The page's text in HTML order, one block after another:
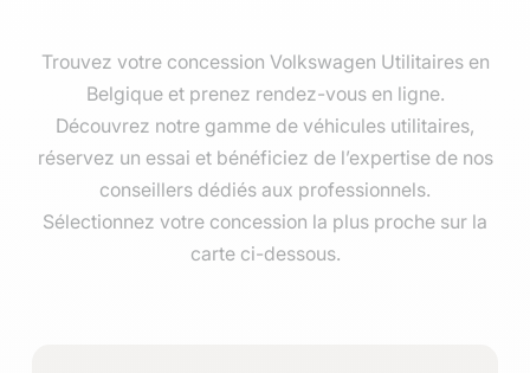
Trouvez votre concession Volkswagen Utilitaires en
Belgique et prenez rendez-vous en ligne.
Découvrez notre gamme de véhicules utilitaires,
réservez un essai et bénéficiez de l’expertise de nos
conseillers dédiés aux professionnels.
Sélectionnez votre concession la plus proche sur la
carte ci-dessous.